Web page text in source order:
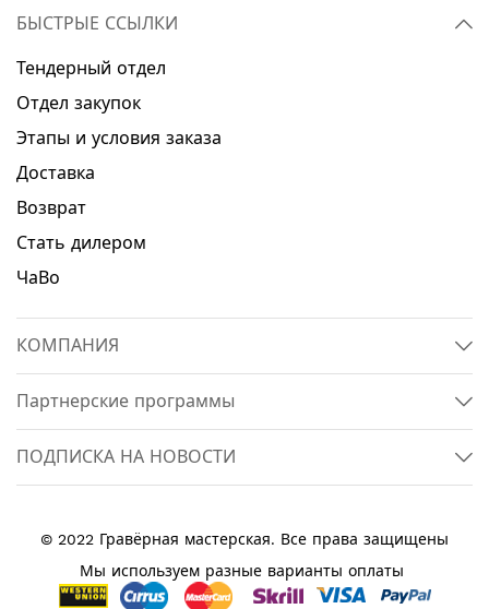
БЫСТРЫЕ ССЫЛКИ
Тендерный отдел
Отдел закупок
Этапы и условия заказа
Доставка
Возврат
Стать дилером
ЧаВо
КОМПАНИЯ
Партнерские программы
ПОДПИСКА НА НОВОСТИ
© 2022 Гравёрная мастерская. Все права защищены
Мы используем разные варианты оплаты